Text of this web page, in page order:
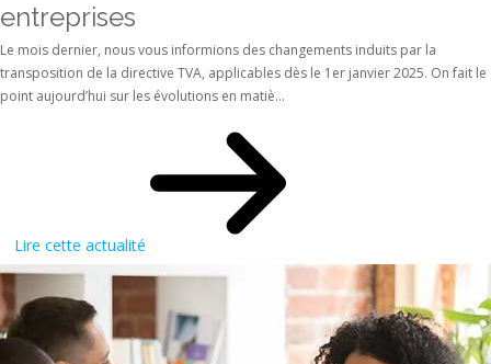
entreprises
Le mois dernier, nous vous informions des changements induits par la
transposition de la directive TVA, applicables dès le 1er janvier 2025. On fait le
point aujourd’hui sur les évolutions en matiè...
Lire cette actualité